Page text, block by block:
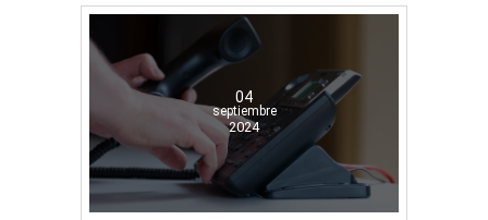
04
septiembre
2024